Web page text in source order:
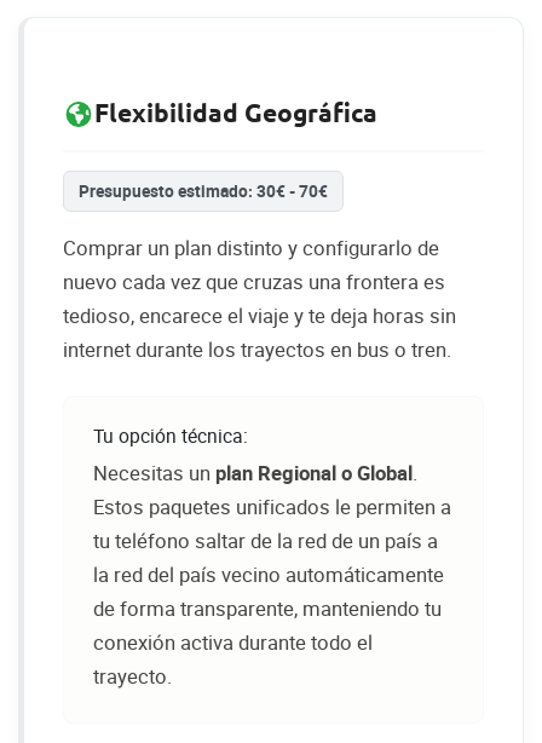
Flexibilidad Geográfica
Presupuesto estimado: 30€ - 70€
Comprar un plan distinto y configurarlo de
nuevo cada vez que cruzas una frontera es
tedioso, encarece el viaje y te deja horas sin
internet durante los trayectos en bus o tren.
Tu opción técnica:
Necesitas un plan Regional o Global.
Estos paquetes unificados le permiten a
tu teléfono saltar de la red de un país a
la red del país vecino automáticamente
de forma transparente, manteniendo tu
conexión activa durante todo el
trayecto.